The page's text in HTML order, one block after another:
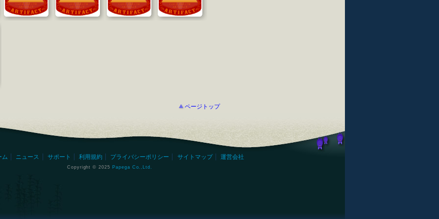
ページトップ
ム ニュース サポート 利用規約 プライバシーポリシー サイトマップ 運営会社
Copyright © 2025 Papega Co.,Ltd.